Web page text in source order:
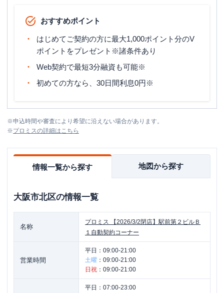
おすすめポイント
はじめてご契約の方に最大1,000ポイント分のV
ポイントをプレゼント※諸条件あり
Web契約で最短3分融資も可能※
初めての方なら、30日間利息0円※
※申込時間や審査により希望に沿えない場合があります。
※プロミスの詳細はこちら
情報一覧から探す 地図から探す
大阪市北区の情報一覧
名称
プロミス
【2026/3/2閉店】駅前第２ビルＢ
１自動契約コーナー
営業時間
平日： 09:00-21:00
土曜 ： 09:00-21:00
日祝 ： 09:00-21:00
平日： 07:00-23:00